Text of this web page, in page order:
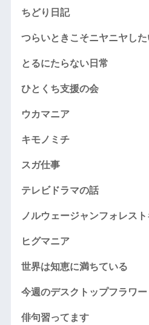
ちどり日記
つらいときこそニヤニヤした
とるにたらない日常
ひとくち支援の会
ウカマニア
キモノミチ
スガ仕事
テレビドラマの話
ノルウェージャンフォレス
ヒグマニア
世界は知恵に満ちている
今週のデスクトップフラワー
俳句習ってます